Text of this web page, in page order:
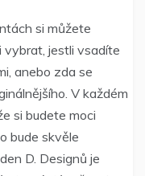
si můžete
jestli vsadíte
anebo zda se
V každém
si budete moci
bude skvěle
D. Designů je